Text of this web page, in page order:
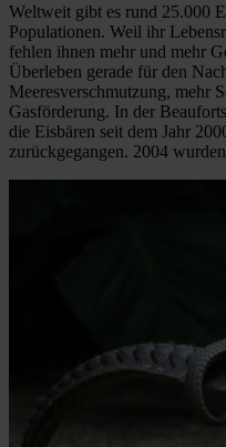
Weltweit gibt es rund 25.000
Populationen. Weil ihr
fehlen ihnen mehr und mehr
Überleben gerade für den
Meeresverschmutzung, mehr
Gasförderung. In der
die Eisbären seit dem Jahr
zurückgegangen. 2004